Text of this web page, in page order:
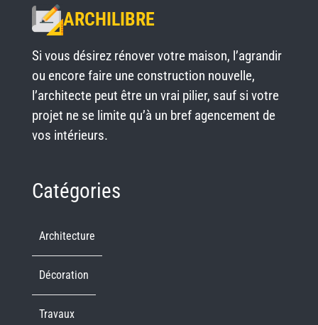
ARCHILIBRE
Si vous désirez rénover votre maison, l’agrandir
ou encore faire une construction nouvelle,
l’architecte peut être un vrai pilier, sauf si votre
projet ne se limite qu’à un bref agencement de
vos intérieurs.
Catégories
Architecture
Décoration
Travaux